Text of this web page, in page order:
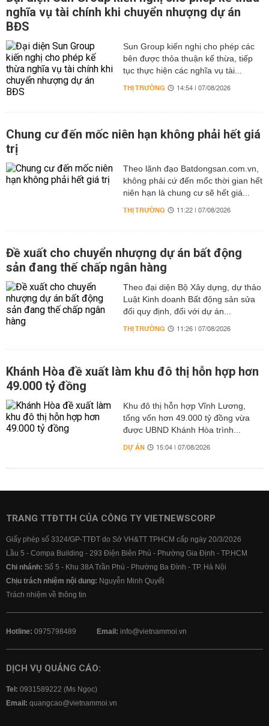
nghĩa vụ tài chính khi chuyển nhượng dự án
BĐS
Sun Group kiến nghị cho phép các
bên được thỏa thuận kế thừa, tiếp
tục thực hiện các nghĩa vụ tài...
THỊ TRƯỜNG 14:54 | 07/08/2026
Chung cư đến mốc niên hạn không phải hết giá
trị
Theo lãnh đạo Batdongsan.com.vn,
không phải cứ đến mốc thời gian hết
niên hạn là chung cư sẽ hết giá...
THỊ TRƯỜNG 11:22 | 07/08/2026
Đề xuất cho chuyển nhượng dự án bất động
sản đang thế chấp ngân hàng
Theo đại diện Bộ Xây dựng, dự thảo
Luật Kinh doanh Bất động sản sửa
đổi quy định, đối với dự án...
THỊ TRƯỜNG 11:26 | 07/08/2026
Khánh Hòa đề xuất làm khu đô thị hỗn hợp hơn
49.000 tỷ đồng
Khu đô thị hỗn hợp Vĩnh Lương,
tổng vốn hơn 49.000 tỷ đồng vừa
được UBND Khánh Hòa trình...
DỰ ÁN 15:04 | 07/08/2026
TRANG TTĐTTH CỦA CÔNG TY VIETNEWSCORP
Giấy phép số 3324/GP-TTĐT do Sở VH&TT TPHCM cấp ngày 20/3/2026
Lầu 5 - Compa Building - 293 Điện Biên Phủ - Phường Gia Định - TP.HCM
Chi nhánh: Số 5 - Khu 38A Trần Phú - Phường Ba Đình - TP. Hà Nội
Chịu trách nhiệm nội dung: Nguyễn Minh Quyết
Trách nhiệm về thông tin
Hotline: 0975798489 Email: info@vietnammoi.vn
DỊCH VỤ QUẢNG CÁO:
Tel: 0931589222 (Ms Ngọc)
Email: quangcao@vietnammoi.vn